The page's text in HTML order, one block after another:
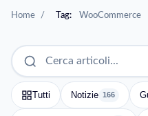
Home / Tag: WooCommerce
Tutti Notizie 166